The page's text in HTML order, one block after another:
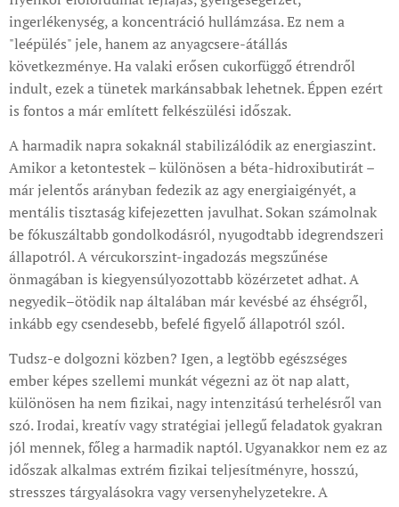
ingerlékenység, a koncentráció hullámzása. Ez nem a
"leépülés" jele, hanem az anyagcsere-átállás
következménye. Ha valaki erősen cukorfüggő étrendről
indult, ezek a tünetek markánsabbak lehetnek. Éppen ezért
is fontos a már említett felkészülési időszak.
A harmadik napra sokaknál stabilizálódik az energiaszint.
Amikor a ketontestek – különösen a béta-hidroxibutirát –
már jelentős arányban fedezik az agy energiaigényét, a
mentális tisztaság kifejezetten javulhat. Sokan számolnak
be fókuszáltabb gondolkodásról, nyugodtabb idegrendszeri
állapotról. A vércukorszint-ingadozás megszűnése
önmagában is kiegyensúlyozottabb közérzetet adhat. A
negyedik–ötödik nap általában már kevésbé az éhségről,
inkább egy csendesebb, befelé figyelő állapotról szól.
Tudsz-e dolgozni közben? Igen, a legtöbb egészséges
ember képes szellemi munkát végezni az öt nap alatt,
különösen ha nem fizikai, nagy intenzitású terhelésről van
szó. Irodai, kreatív vagy stratégiai jellegű feladatok gyakran
jól mennek, főleg a harmadik naptól. Ugyanakkor nem ez az
időszak alkalmas extrém fizikai teljesítményre, hosszú,
stresszes tárgyalásokra vagy versenyhelyzetekre. A